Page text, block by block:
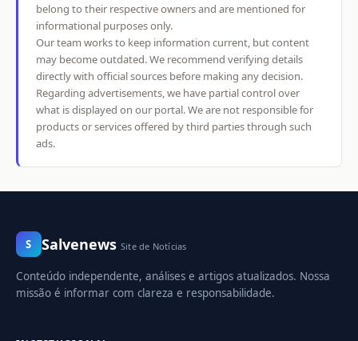
belong to their respective owners and are mentioned for
informational purposes only.
Our team works to keep information current, but content
may become outdated. We recommend verifying details
directly with official sources before making any decision.
Regarding advertisements, we have partial control over
what is displayed on our portal. We are not responsible for
products or services offered by third parties through such
ads.
S Salvenews Site de Notícias
Conteúdo independente, análises e artigos atualizados. Nossa
missão é informar com clareza e responsabilidade.